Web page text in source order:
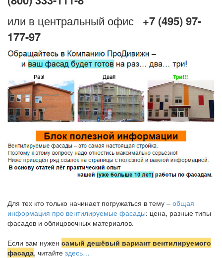
или в центральный офис +7 (495) 97-
177-97
Для тех кто только начинает погружаться в тему – общая
информация про вентилируемые фасады: цена, разные типы
фасадов и облицовочных материалов.
Если вам нужен самый дешёвый вариант вентилируемого
фасада, читайте здесь…